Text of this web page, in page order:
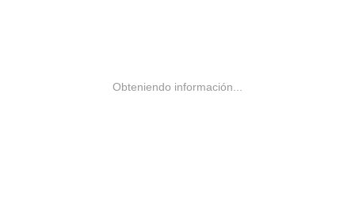
Obteniendo información...